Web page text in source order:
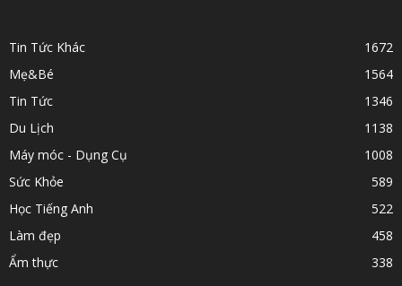
Tin Tức Khác
1672
Mẹ&Bé
1564
Tin Tức
1346
Du Lịch
1138
Máy móc - Dụng Cụ
1008
Sức Khỏe
589
Học Tiếng Anh
522
Làm đẹp
458
Ẩm thực
338